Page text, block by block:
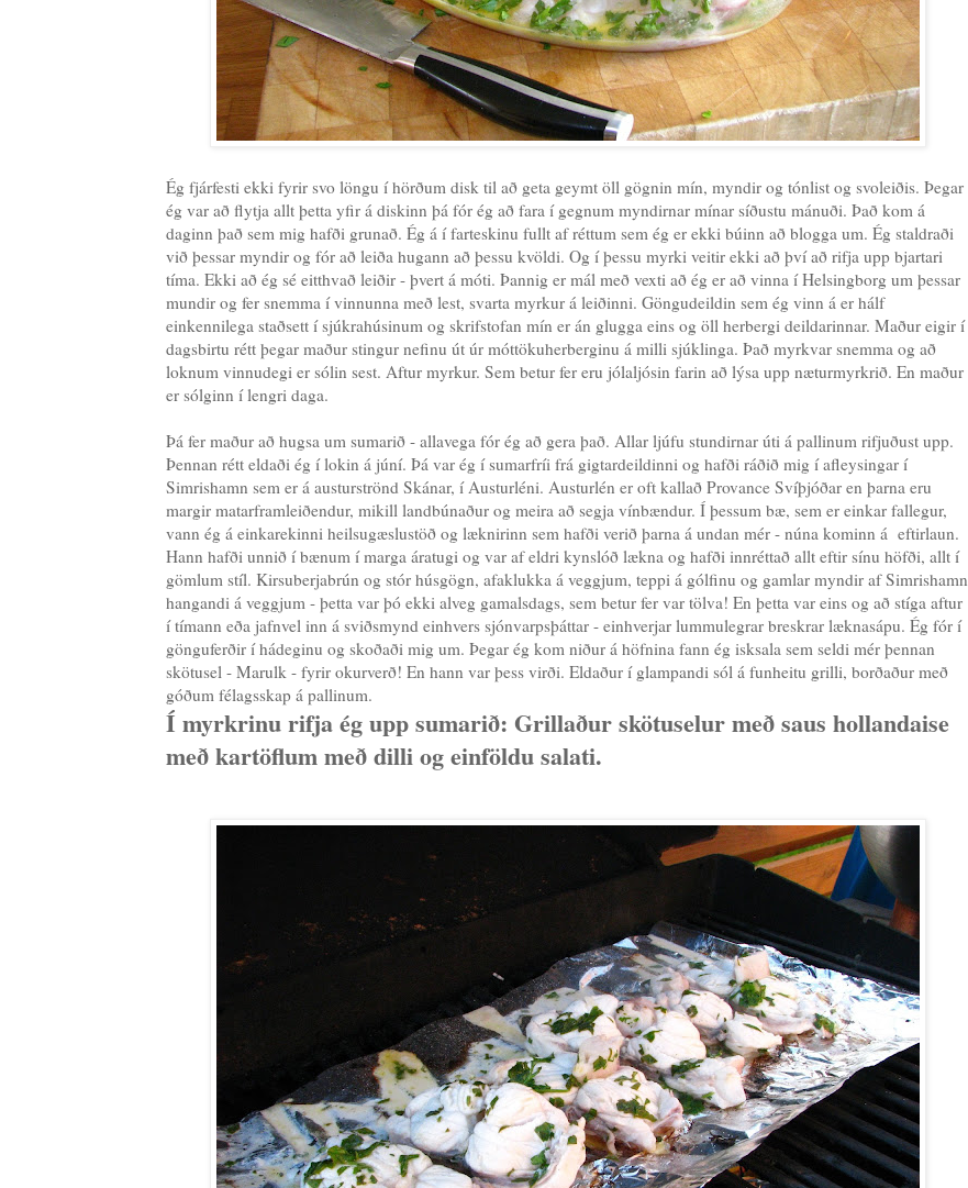
Ég fjárfesti ekki fyrir svo löngu í hörðum disk til að geta geymt öll gögnin mín, myndir og tónlist og svoleiðis. Þegar
ég var að flytja allt þetta yfir á diskinn þá fór ég að fara í gegnum myndirnar mínar síðustu mánuði. Það kom á
daginn það sem mig hafði grunað. Ég á í farteskinu fullt af réttum sem ég er ekki búinn að blogga um. Ég staldraði
við þessar myndir og fór að leiða hugann að þessu kvöldi. Og í þessu myrki veitir ekki að því að rifja upp bjartari
tíma. Ekki að ég sé eitthvað leiðir - þvert á móti. Þannig er mál með vexti að ég er að vinna í Helsingborg um þessar
mundir og fer snemma í vinnunna með lest, svarta myrkur á leiðinni. Göngudeildin sem ég vinn á er hálf
einkennilega staðsett í sjúkrahúsinum og skrifstofan mín er án glugga eins og öll herbergi deildarinnar. Maður eigir í
dagsbirtu rétt þegar maður stingur nefinu út úr móttökuherberginu á milli sjúklinga. Það myrkvar snemma og að
loknum vinnudegi er sólin sest. Aftur myrkur. Sem betur fer eru jólaljósin farin að lýsa upp næturmyrkrið. En maður
er sólginn í lengri daga.
Þá fer maður að hugsa um sumarið - allavega fór ég að gera það. Allar ljúfu stundirnar úti á pallinum rifjuðust upp.
Þennan rétt eldaði ég í lokin á júní. Þá var ég í sumarfríi frá gigtardeildinni og hafði ráðið mig í afleysingar í
Simrishamn sem er á austurströnd Skánar, í Austurléni. Austurlén er oft kallað Provance Svíþjóðar en þarna eru
margir matarframleiðendur, mikill landbúnaður og meira að segja vínbændur. Í þessum bæ, sem er einkar fallegur,
vann ég á einkarekinni heilsugæslustöð og læknirinn sem hafði verið þarna á undan mér - núna kominn á eftirlaun.
Hann hafði unnið í bænum í marga áratugi og var af eldri kynslóð lækna og hafði innréttað allt eftir sínu höfði, allt í
gömlum stíl. Kirsuberjabrún og stór húsgögn, afaklukka á veggjum, teppi á gólfinu og gamlar myndir af Simrishamn
hangandi á veggjum - þetta var þó ekki alveg gamalsdags, sem betur fer var tölva! En þetta var eins og að stíga aftur
í tímann eða jafnvel inn á sviðsmynd einhvers sjónvarpsþáttar - einhverjar lummulegrar breskrar læknasápu. Ég fór í
gönguferðir í hádeginu og skoðaði mig um. Þegar ég kom niður á höfnina fann ég isksala sem seldi mér þennan
skötusel - Marulk - fyrir okurverð! En hann var þess virði. Eldaður í glampandi sól á funheitu grilli, borðaður með
góðum félagsskap á pallinum.
Í myrkrinu rifja ég upp sumarið: Grillaður skötuselur með saus hollandaise
með kartöflum með dilli og einföldu salati.